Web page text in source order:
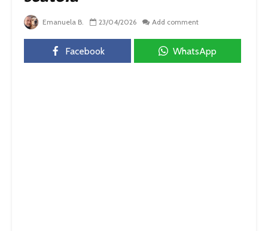
Emanuela B. 23/04/2026 Add comment
Facebook WhatsApp